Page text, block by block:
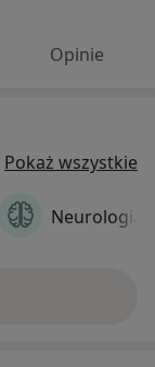
Opinie
Pokaż wszystkie
Neurologia